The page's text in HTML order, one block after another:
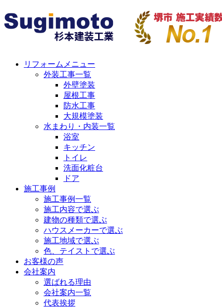
リフォームメニュー
外装工事一覧
外壁塗装
屋根工事
防水工事
大規模塗装
水まわり・内装一覧
浴室
キッチン
トイレ
洗面化粧台
ドア
施工事例
施工事例一覧
施工内容で選ぶ
建物の種類で選ぶ
ハウスメーカーで選ぶ
施工地域で選ぶ
色、テイストで選ぶ
お客様の声
会社案内
選ばれる理由
会社案内一覧
代表挨拶